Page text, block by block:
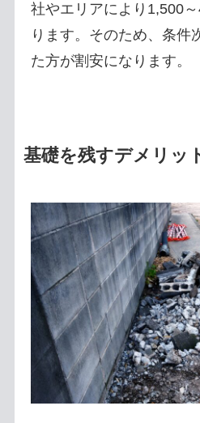
社やエリアにより1,500
ります。そのため、条件
た方が割安になります。
基礎を残すデメリッ